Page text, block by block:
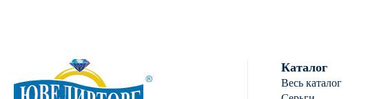
Каталог
Весь каталог